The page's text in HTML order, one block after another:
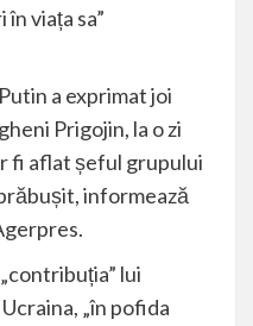
a exprimat joi
Prigojin, la o zi
fi aflat șeful grupului
informează
lui
„în pofida